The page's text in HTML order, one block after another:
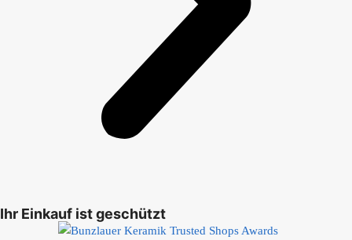
Ihr Einkauf ist geschützt